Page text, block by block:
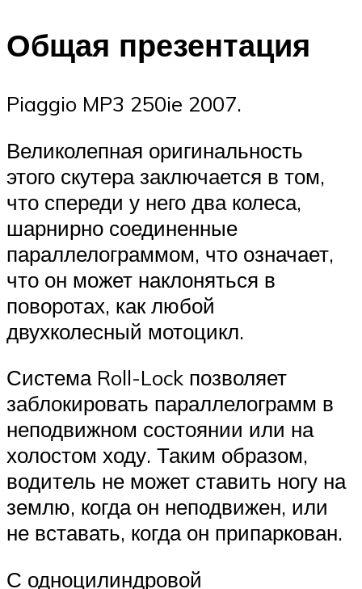
Общая презентация
Piaggio MP3 250ie 2007.
Великолепная оригинальность
этого скутера заключается в том,
что спереди у него два колеса,
шарнирно соединенные
параллелограммом, что означает,
что он может наклоняться в
поворотах, как любой
двухколесный мотоцикл.
Система Roll-Lock позволяет
заблокировать параллелограмм в
неподвижном состоянии или на
холостом ходу. Таким образом,
водитель не может ставить ногу на
землю, когда он неподвижен, или
не вставать, когда он припаркован.
С одноцилиндровой